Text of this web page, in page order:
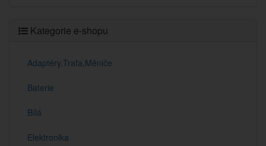
Kategorie e-shopu
Adaptéry,Trafa,Měniče
Baterie
Bílá
Elektronika